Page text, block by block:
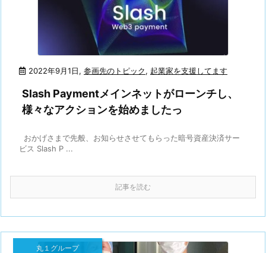
2022年9月1日, 参画先のトピック, 起業家を支援してます
Slash Paymentメインネットがローンチし、
様々なアクションを始めましたっ
おかげさまで先般、お知らせさせてもらった暗号資産決済サー
ビス Slash P ...
記事を読む
丸１グループ